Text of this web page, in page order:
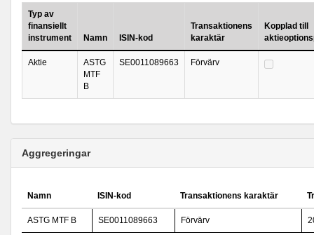
Typ av
finansiellt
instrument
Namn ISIN-kod
Transaktionens
karaktär
Kopplad till
Aktie
ASTG
MTF
B
SE0011089663 Förvärv
Aggregeringar
Namn ISIN-kod Transaktionens karaktär
ASTG MTF B SE0011089663 Förvärv